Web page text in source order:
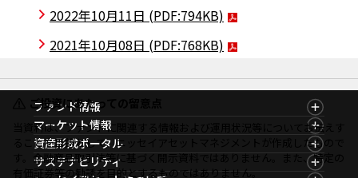
2022年10月11日 (PDF:794KB)
2021年10月08日 (PDF:768KB)
ご投資にあたっての留意点
当資料は、ファンドに関連する情報および運用状況等についてお伝えす
ることを目的として、ニッセイアセットマネジメントが作成したもので
す。金融商品取引法等に基づく開示資料ではありません。また、特定の
有価証券等の勧誘を目的とするものではありません。
ファンド情報
ファンド情報TOP
基準価額一覧
ファンド検索
ファンド比較
マーケット情報
マーケット情報TOP
マーケット指数
マーケットレポート
資産形成ポータル
資産形成ポータルTOP
サステナビリティ